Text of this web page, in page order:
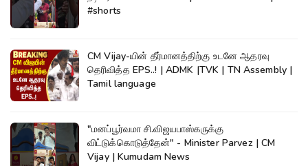
#shorts
CM Vijay-யின் தீர்மானத்திற்கு உடனே ஆதரவு
தெரிவித்த EPS..! | ADMK |TVK | TN Assembly |
Tamil language
"மனப்பூர்வமா சி.விஜயபாஸ்கருக்கு
விட்டுக்கொடுத்தேன்" - Minister Parvez | CM
Vijay | Kumudam News